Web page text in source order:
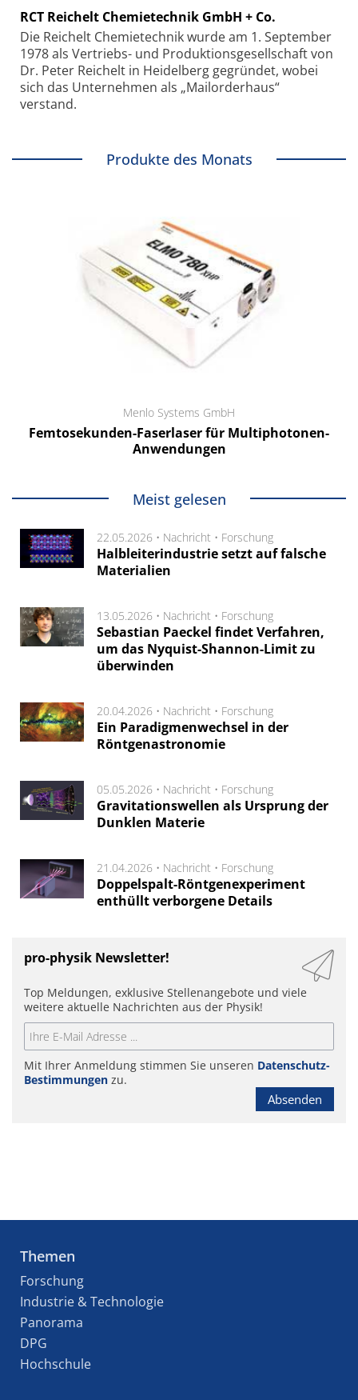
RCT Reichelt Chemietechnik GmbH + Co.
Die Reichelt Chemietechnik wurde am 1. September
1978 als Vertriebs- und Produktionsgesellschaft von
Dr. Peter Reichelt in Heidelberg gegründet, wobei
sich das Unternehmen als „Mailorderhaus“
verstand.
Produkte des Monats
Menlo Systems GmbH
Femtosekunden-Faserlaser für Multiphotonen-
Anwendungen
Meist gelesen
22.05.2026 • Nachricht • Forschung
Halbleiterindustrie setzt auf falsche
Materialien
13.05.2026 • Nachricht • Forschung
Sebastian Paeckel findet Verfahren,
um das Nyquist-Shannon-Limit zu
überwinden
20.04.2026 • Nachricht • Forschung
Ein Paradigmenwechsel in der
Röntgenastronomie
05.05.2026 • Nachricht • Forschung
Gravitationswellen als Ursprung der
Dunklen Materie
21.04.2026 • Nachricht • Forschung
Doppelspalt-Röntgenexperiment
enthüllt verborgene Details
pro-physik Newsletter!
Top Meldungen, exklusive Stellenangebote und viele
weitere aktuelle Nachrichten aus der Physik!
Mit Ihrer Anmeldung stimmen Sie unseren Datenschutz-
Bestimmungen zu.
Absenden
Themen
Forschung
Industrie & Technologie
Panorama
DPG
Hochschule